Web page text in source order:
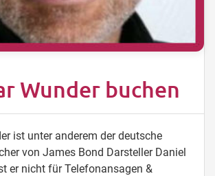
Wunder buchen
ist unter anderem der deutsche
von James Bond Darsteller Daniel
er nicht für Telefonansagen &